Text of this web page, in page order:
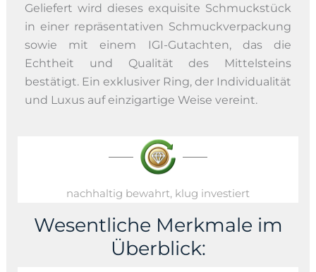
Geliefert wird dieses exquisite Schmuckstück
in einer repräsentativen Schmuckverpackung
sowie mit einem IGI-Gutachten, das die
Echtheit und Qualität des Mittelsteins
bestätigt. Ein exklusiver Ring, der Individualität
und Luxus auf einzigartige Weise vereint.
nachhaltig bewahrt, klug investiert
Wesentliche Merkmale im
Überblick: